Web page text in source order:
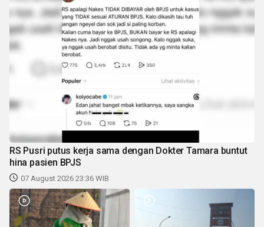
RS Pusri putus kerja sama dengan Dokter Tamara buntut
hina pasien BPJS
07 August 2026 23:36 WIB